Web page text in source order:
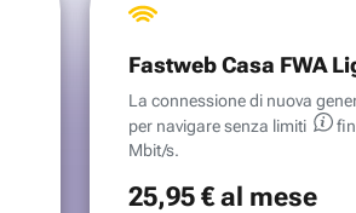
Fastweb Casa FWA
La connessione di nuova
per navigare senza limiti
Mbit/s.
25,95 €al mese